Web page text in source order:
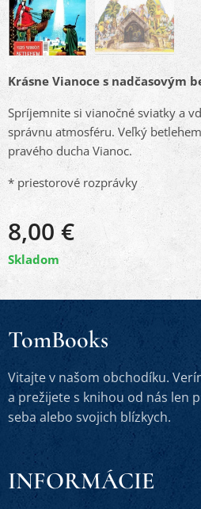
Krásne Vianoce s nadčasovým
Spríjemnite si vianočné sviatky a
správnu atmosféru. Veľký
pravého ducha Vianoc.
* priestorové rozprávky
8,00€
Skladom
TomBooks
Vitajte v našom obchodíku.
a prežijete s knihou od nás len
seba alebo svojich blízkych.
INFORMÁCIE